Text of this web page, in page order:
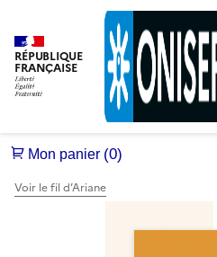
RÉPUBLIQUE
FRANÇAISE
Voir le fil d’Ariane